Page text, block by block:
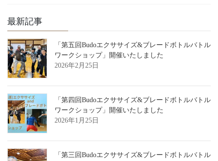
最新記事
「第五回Budoエクササイズ&ブレードボトルバトル
ワークショップ」開催いたしました
2026年2月25日
「第四回Budoエクササイズ&ブレードボトルバトル
ワークショップ」開催いたしました
2026年1月25日
「第三回Budoエクササイズ&ブレードボトルバトル